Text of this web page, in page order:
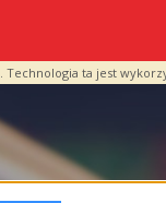
ta jest